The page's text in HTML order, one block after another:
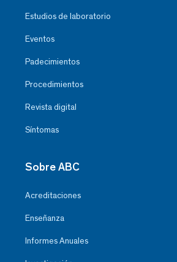
Estudios de laboratorio
Eventos
Padecimientos
Procedimientos
Revista digital
Síntomas
Sobre ABC
Acreditaciones
Enseñanza
Informes Anuales